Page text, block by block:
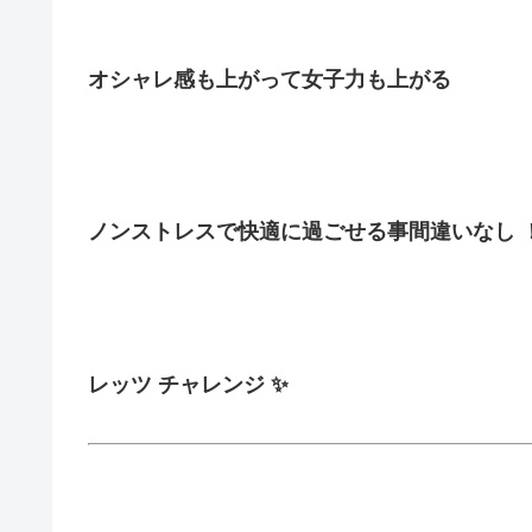
オシャレ感も上がって女子力も上がる
ノンストレスで快適に過ごせる事間違いなし
レッツ チャレンジ ✨